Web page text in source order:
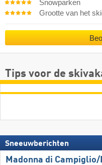
Snowparken
Grootte van het
Tips voor de
Sneeuwberichten
Madonna di